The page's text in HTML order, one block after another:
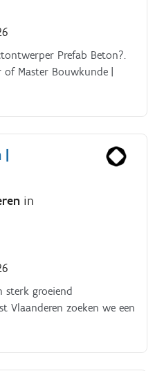
Prefab Beton?.
of Master Bouwkunde |
|
in
sterk groeiend
Vlaanderen zoeken we een